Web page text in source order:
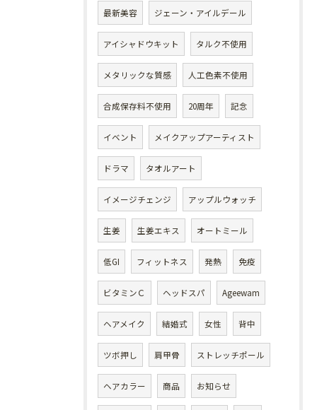
最新美容 ジェーン・アイルデール
アイシャドウキット タルク不使用
メタリックな質感 人工色素不使用
合成保存料不使用 20周年 記念
イベント メイクアップアーティスト
ドラマ タオルアート
イメージチェンジ アップルウォッチ
生姜 生姜エキス オートミール
低GI フィットネス 発熱 免疫
ビタミンＣ ヘッドスパ Ageewam
ヘアメイク 結婚式 女性 背中
ツボ押し 肩甲骨 ストレッチポール
ヘアカラー 商品 お知らせ